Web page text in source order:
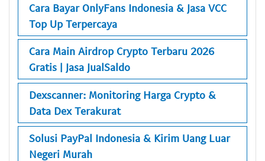
Cara Bayar OnlyFans Indonesia & Jasa VCC
Top Up Terpercaya
Cara Main Airdrop Crypto Terbaru 2026
Gratis | Jasa JualSaldo
Dexscanner: Monitoring Harga Crypto &
Data Dex Terakurat
Solusi PayPal Indonesia & Kirim Uang Luar
Negeri Murah